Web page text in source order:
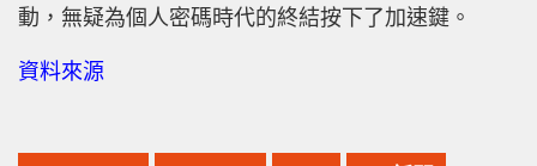
動，無疑為個人密碼時代的終結按下了加速鍵。
資料來源